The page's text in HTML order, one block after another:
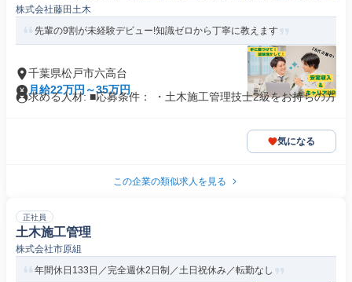
株式会社藤田土木
先輩の9割が未経験デビュー!知識ゼロから丁寧に教えます
千葉県松戸市六高台
月給22万円～35万円
求める人材: ■応募条件： ・土木施工管理技士2級をお持ちの方
気になる
この企業の類似求人を見る
正社員
土木施工管理
株式会社市原組
年間休日133日／完全週休2日制／土日祝休み／転勤なし